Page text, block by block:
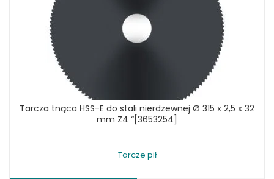
Tarcza tnąca HSS-E do stali nierdzewnej Ø 315 x 2,5 x 32
mm Z4 “[3653254]
Tarcze pił